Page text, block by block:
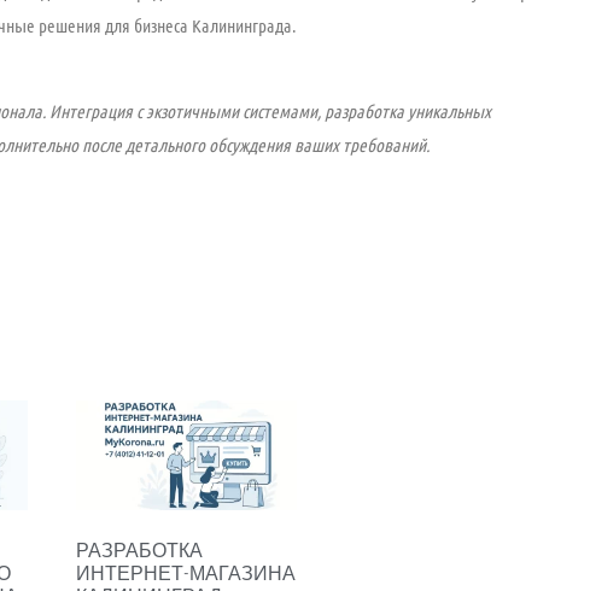
решения для бизнеса Калининграда.
Интеграция с экзотичными системами, разработка уникальных
после детального обсуждения ваших требований.
РАЗРАБОТКА
ИНТЕРНЕТ-МАГАЗИНА